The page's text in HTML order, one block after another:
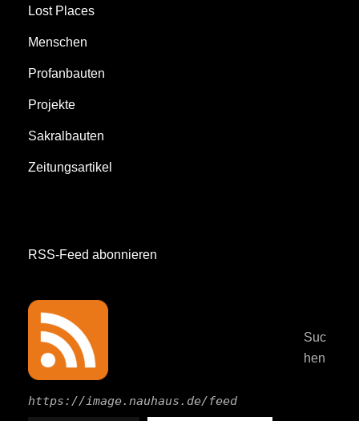
Lost Places
Menschen
Profanbauten
Projekte
Sakralbauten
Zeitungsartikel
RSS-Feed abonnieren
https://image.nauhaus.de/feed
Suc
hen